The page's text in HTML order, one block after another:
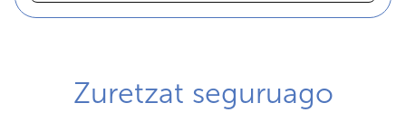
Zuretzat seguruago